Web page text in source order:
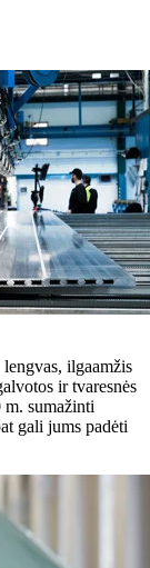
ilgaamžis
ir tvaresnės
sumažinti
gali jums padėti